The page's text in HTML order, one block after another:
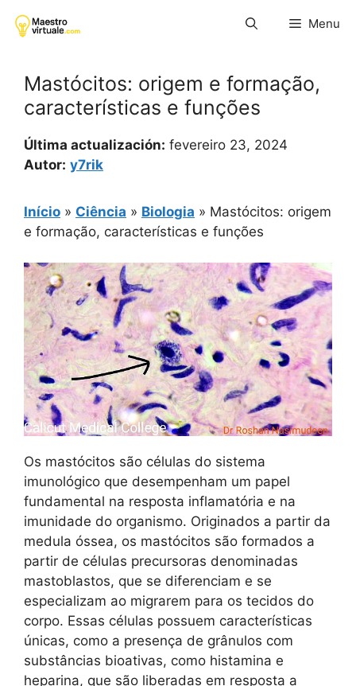
para
Menu
Mastócitos: origem e formação,
características e funções
Última actualización: fevereiro 23, 2024
Autor: y7rik
Início » Ciência » Biologia » Mastócitos: origem
e formação, características e funções
Os mastócitos são células do sistema
imunológico que desempenham um papel
fundamental na resposta inflamatória e na
imunidade do organismo. Originados a partir da
medula óssea, os mastócitos são formados a
partir de células precursoras denominadas
mastoblastos, que se diferenciam e se
especializam ao migrarem para os tecidos do
corpo. Essas células possuem características
únicas, como a presença de grânulos com
substâncias bioativas, como histamina e
heparina, que são liberadas em resposta a